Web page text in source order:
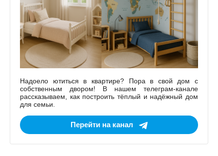
Надоело ютиться в квартире? Пора в свой дом с
собственным двором! В нашем телеграм-канале
рассказываем, как построить тёплый и надёжный дом
для семьи.
Перейти на канал